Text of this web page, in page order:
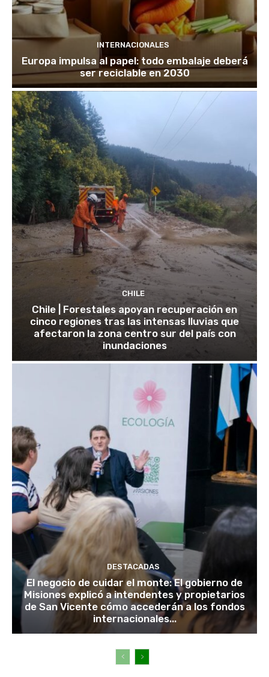
INTERNACIONALES
Europa impulsa al papel: todo embalaje deberá
ser reciclable en 2030
CHILE
Chile | Forestales apoyan recuperación en
cinco regiones tras las intensas lluvias que
afectaron la zona centro sur del país con
inundaciones
DESTACADAS
El negocio de cuidar el monte: El gobierno de
Misiones explicó a intendentes y propietarios
de San Vicente cómo accederán a los fondos
internacionales...